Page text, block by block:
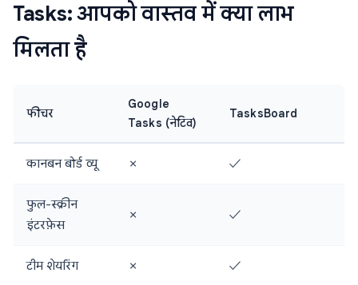
Tasks: आपको वास्तव में क्या लाभ
मिलता है
फीचर
Google
Tasks (नेटिव)
TasksBoard
कानबन बोर्ड व्यू ✗ ✓
फुल-स्क्रीन
इंटरफ़ेस
✗ ✓
टीम शेयरिंग ✗ ✓